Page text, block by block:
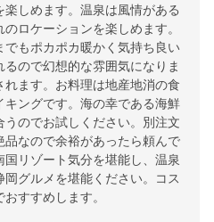
しめます。温泉は風情がある
ロケーションを楽しめます。
もポカポカ暖かく気持ち良い
ので幻想的な雰囲気になりま
ます。お料理は地産地消の食
ングです。海の幸である海鮮
のでお試しください。別注文
なので余裕があったら頼んで
リゾート気分を堪能し、温泉
グルメを堪能ください。コス
すすめします。